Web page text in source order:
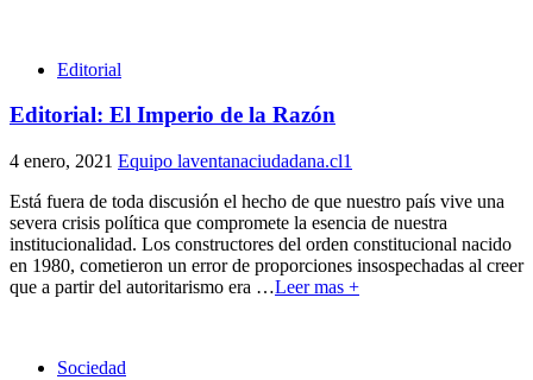
Editorial
Editorial: El Imperio de la Razón
4 enero, 2021 Equipo laventanaciudadana.cl1
Está fuera de toda discusión el hecho de que nuestro país vive una
severa crisis política que compromete la esencia de nuestra
institucionalidad. Los constructores del orden constitucional nacido
en 1980, cometieron un error de proporciones insospechadas al creer
que a partir del autoritarismo era …Leer mas +
Sociedad